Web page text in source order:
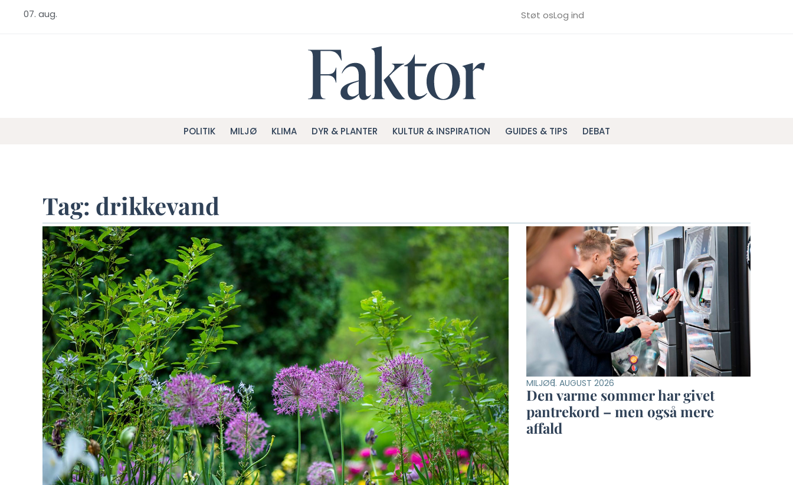
07. aug. Støt osLog ind
POLITIK MILJØ KLIMA DYR & PLANTER KULTUR & INSPIRATION GUIDES & TIPS DEBAT
Tag: drikkevand
MILJØ6. AUGUST 2026
Den varme sommer har givet
pantrekord – men også mere
affald